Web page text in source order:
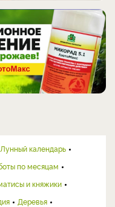
Лунный календарь
по месяцам
и княжики
Деревья